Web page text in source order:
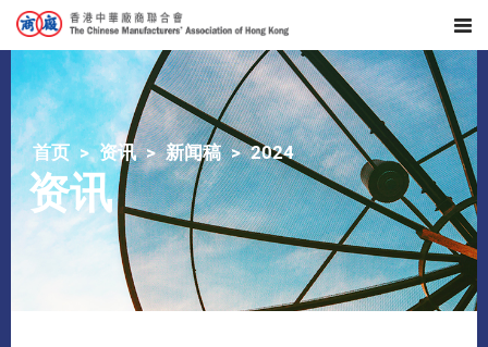
首页 资讯 新闻稿 2024
资讯